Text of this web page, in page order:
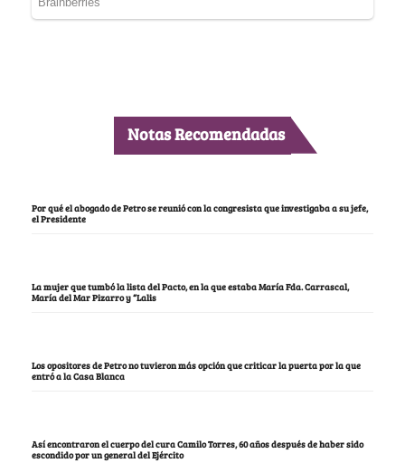
Notas Recomendadas
Por qué el abogado de Petro se reunió con la congresista que investigaba a su jefe,
el Presidente
La mujer que tumbó la lista del Pacto, en la que estaba María Fda. Carrascal,
María del Mar Pizarro y “Lalis
Los opositores de Petro no tuvieron más opción que criticar la puerta por la que
entró a la Casa Blanca
Así encontraron el cuerpo del cura Camilo Torres, 60 años después de haber sido
escondido por un general del Ejército